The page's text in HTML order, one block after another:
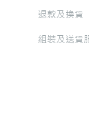
退款及換貨
組裝及送貨